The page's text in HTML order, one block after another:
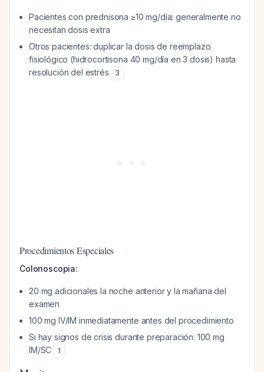
Pacientes con prednisona ≥10 mg/día: generalmente no
necesitan dosis extra
Otros pacientes: duplicar la dosis de reemplazo
fisiológico (hidrocortisona 40 mg/día en 3 dosis) hasta
resolución del estrés
3
Procedimientos Especiales
Colonoscopia:
20 mg adicionales la noche anterior y la mañana del
examen
100 mg IV/IM inmediatamente antes del procedimiento
Si hay signos de crisis durante preparación: 100 mg
IM/SC
1